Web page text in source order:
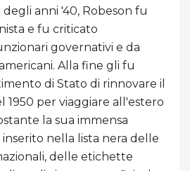
anni '40, Robeson fu
e fu criticato
governativi e da
Alla fine gli fu
di Stato di rinnovare il
1950 per viaggiare all'estero
la sua immensa
nella lista nera delle
delle etichette